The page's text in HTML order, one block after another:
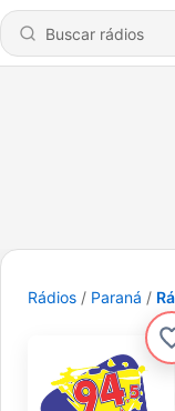
Rádios Paraná